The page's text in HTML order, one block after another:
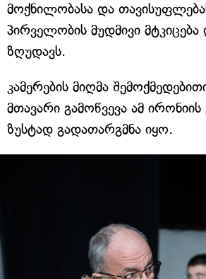
მოქნილობასა და
პირველობის მუდმივი მტკიცება
ზღუდავს.
კამერების მიღმა
მთავარი გამოწვევა ამ
ზუსტად გადათარგმნა იყო.